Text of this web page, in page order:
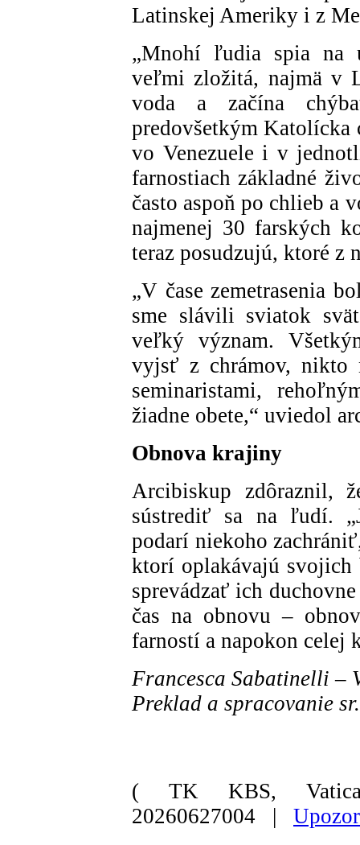
Latinskej Ameriky i z
„Mnohí ľudia spia na
veľmi zložitá, najmä v
voda a začína
predovšetkým Katolícka
vo Venezuele i v
farnostiach základné
často aspoň po chlieb a
najmenej 30 farských
teraz posudzujú, ktoré z
„V čase zemetrasenia
sme slávili sviatok
veľký význam.
vyjsť z chrámov, nikto
seminaristami,
žiadne obete,“ uviedol
Obnova krajiny
Arcibiskup zdôraznil,
sústrediť sa na ľudí.
podarí niekoho
ktorí oplakávajú
sprevádzať ich
čas na obnovu –
farností a napokon celej
Francesca Sabatinelli –
Preklad a spracovanie
( TK KBS,
20260627004 |